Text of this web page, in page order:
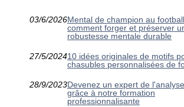
03/6/2026Mental de champion au
comment forger et préserver
robustesse mentale durable
27/5/202410 idées originales de motifs
chasubles personnalisées de
28/9/2023Devenez un expert de
grâce à notre formation
professionnalisante